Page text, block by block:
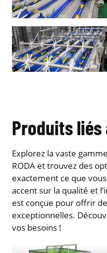
Produits liés
Explorez la vaste
RODA et trouvez des
exactement ce que
accent sur la qualité et
est conçue pour offrir
exceptionnelles.
vos besoins !